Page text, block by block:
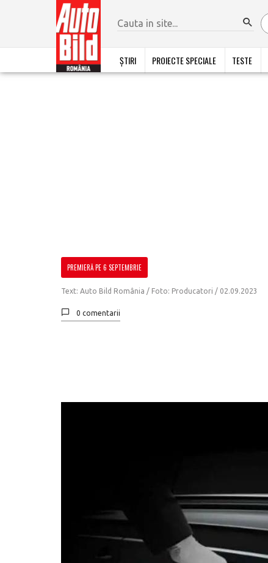
ȘTIRI PROIECTE SPECIALE TESTE
PREMIERĂ PE 6 SEPTEMBRIE
Text: Auto Bild România / Foto: Producatori / 02.09.2023
0 comentarii